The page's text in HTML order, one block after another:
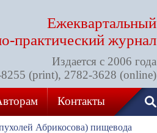
Ежеквартальный
практический журнал
Издается с 2006 года
(print), 2782-3628 (online)
Контакты
Абрикосова) пищевода